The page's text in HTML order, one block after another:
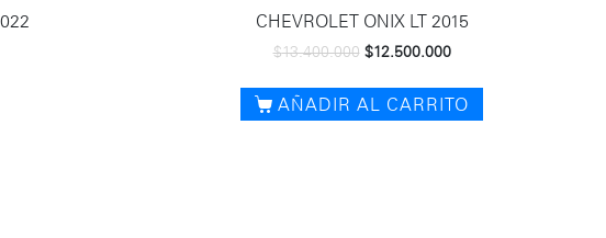
CHEVROLET ONIX LT 2015
$13.400.000 $12.500.000
AÑADIR AL CARRITO